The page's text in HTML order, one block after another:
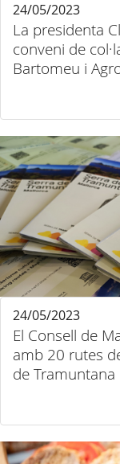
La presidenta
conveni de
Bartomeu i
24/05/2023
El Consell de
amb 20 rutes
de Tramuntana
24/05/2023